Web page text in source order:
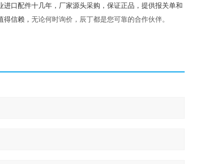
进口配件十几年，厂家源头采购，保证正品，提供报关单和
信赖， 无论何时询价，辰丁都是您可靠的合作伙伴。